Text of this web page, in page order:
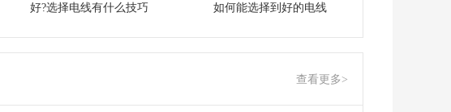
好?选择电线有什么技巧 如何能选择到好的电线
查看更多>